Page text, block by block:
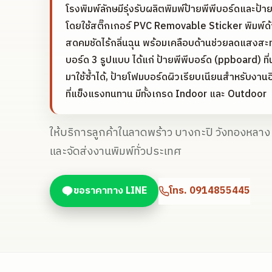
โรงพิมพ์ลักษมีรุ่งรับผลิตพิมพ์ป้ายพีพีบอร์ดและป้า
โดยใช้สติ๊กเกอร์ PVC Removable Sticker พิมพ์
สดคมชัดไร้กลิ่นฉุน พร้อมเคลือบด้านช่วยลดแสงส
บอร์ด 3 รูปแบบ ได้แก่ ป้ายพีพีบอร์ด (ppboard) ที่
มาใช้ซ้ำได้, ป้ายโฟมบอร์ดผิวเรียบเนียนสำหรับงา
ที่แข็งแรงทนทาน มีทั้งเกรด Indoor และ Outdoor
ให้บริการลูกค้าในลาดพร้าว บางกะปิ วังทองหลา
และจัดส่งงานพิมพ์ทั่วประเทศ
ขอราคาทาง LINE โทร. 0914855445